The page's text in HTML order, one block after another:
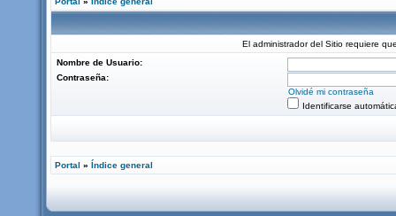
El administrador del Sitio requiere
Nombre de Usuario:
Contraseña:
Olvidé mi contraseña
Identificarse
Portal » Índice general